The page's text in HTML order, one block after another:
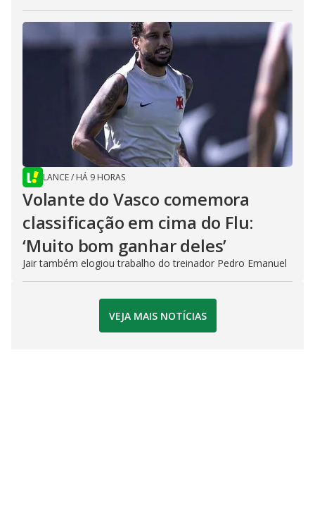
LANCE/ HÁ 9 HORAS
Volante do Vasco comemora
classificação em cima do Flu:
‘Muito bom ganhar deles’
Jair também elogiou trabalho do treinador Pedro Emanuel
VEJA MAIS NOTÍCIAS